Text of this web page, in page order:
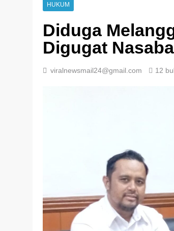
HUKUM
Diduga
Digugat
viralnewsmail24@gmail.com 12